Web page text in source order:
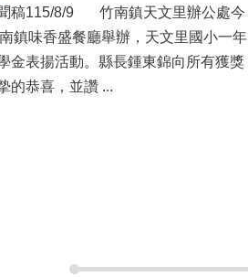
南鎮天文里辦公處今
鎮味香盛餐廳舉辦，天文里國小一年
金表揚活動。縣長鍾東錦向所有獲獎
同學表達最誠摯的恭喜，並讚 ...